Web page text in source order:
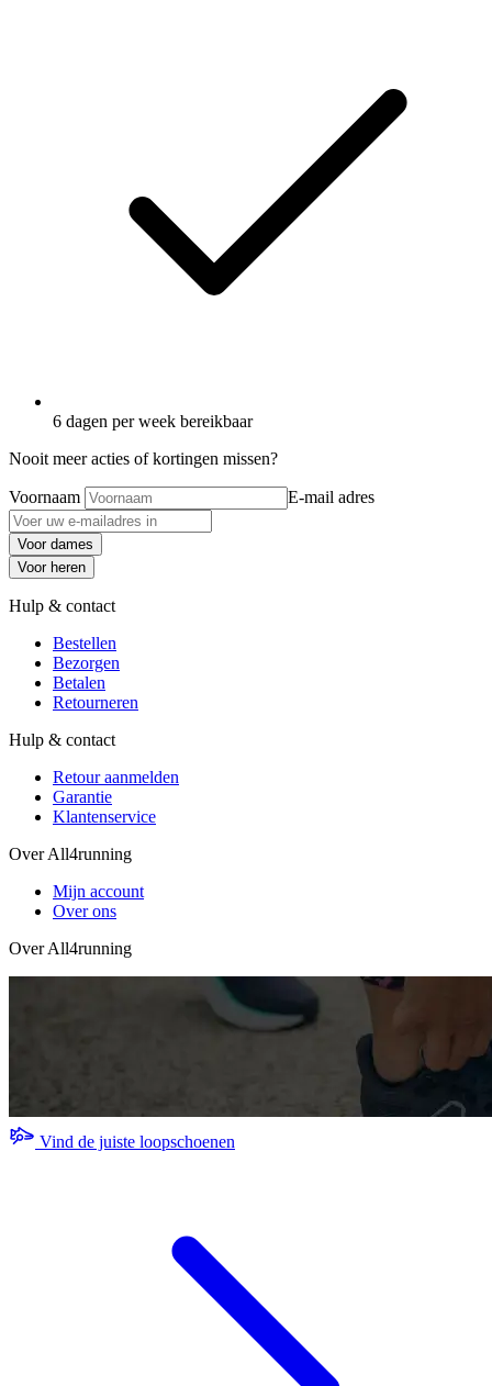
6 dagen per week bereikbaar
Nooit meer acties of kortingen missen?
Voornaam E-mail adres
Voor dames
Voor heren
Hulp & contact
Bestellen
Bezorgen
Betalen
Retourneren
Hulp & contact
Retour aanmelden
Garantie
Klantenservice
Over All4running
Mijn account
Over ons
Over All4running
Vind de juiste loopschoenen